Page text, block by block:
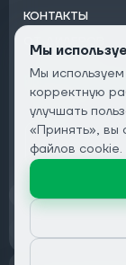
КОНТАКТЫ
Email
Мы
Мы
корректную
улучшать
«Принять», вы
файлов cookie.